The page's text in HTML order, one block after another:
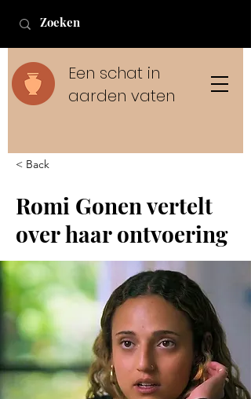
Een schat in
aarden vaten
< Back
Romi Gonen vertelt
over haar ontvoering